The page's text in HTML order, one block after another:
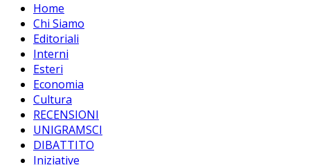
Home
Chi Siamo
Editoriali
Interni
Esteri
Economia
Cultura
RECENSIONI
UNIGRAMSCI
DIBATTITO
Iniziative